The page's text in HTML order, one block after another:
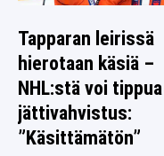
Tapparan leirissä
hierotaan käsiä –
NHL:stä voi tippua
jättivahvistus:
”Käsittämätön”